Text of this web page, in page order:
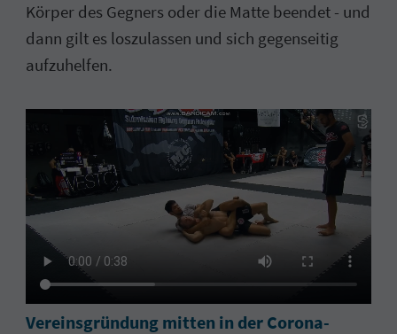
Körper des Gegners oder die Matte beendet - und
dann gilt es loszulassen und sich gegenseitig
aufzuhelfen.
Vereinsgründung mitten in der Corona-